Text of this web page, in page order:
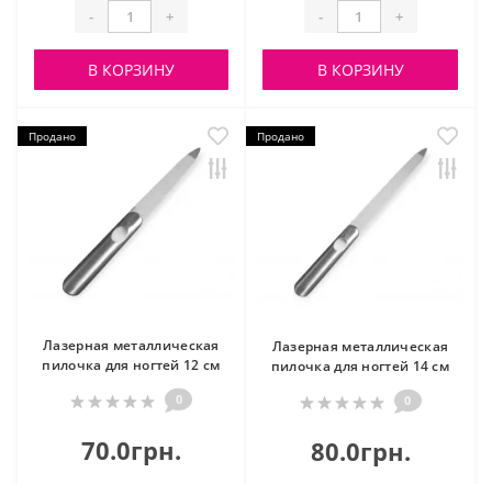
- +
В КОРЗИНУ
- +
В КОРЗИНУ
Продано
Лазерная металлическая
пилочка для ногтей 12 см
0
70.0грн.
Продано
Лазерная металлическая
пилочка для ногтей 14 см
0
80.0грн.